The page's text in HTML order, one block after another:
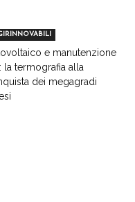
e manutenzione
la termografia alla
dei megagradi